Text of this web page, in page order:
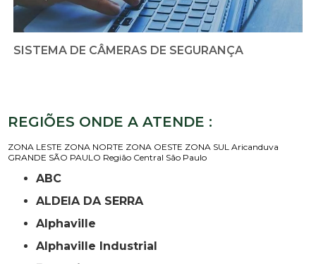
SISTEMA DE CÂMERAS DE SEGURANÇA
REGIÕES ONDE A ATENDE :
ZONA LESTE ZONA NORTE ZONA OESTE ZONA SUL Aricanduva
GRANDE SÃO PAULO Região Central São Paulo
ABC
ALDEIA DA SERRA
Alphaville
Alphaville Industrial